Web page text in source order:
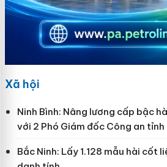
Xã hội
Ninh Bình: Nâng lương cấp bậc
với 2 Phó Giám đốc Công an tỉnh
Bắc Ninh: Lấy 1.128 mẫu hài cốt